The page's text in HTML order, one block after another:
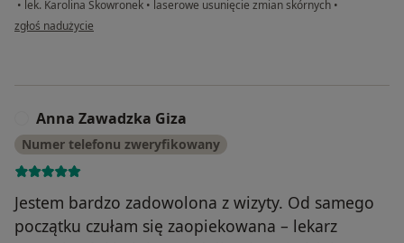
• lek. Karolina Skowronek • laserowe usunięcie zmian skórnych •
w opinii użytkownika Anna
zgłoś nadużycie
Anna Zawadzka Giza
Numer telefonu zweryfikowany
Jestem bardzo zadowolona z wizyty. Od samego
początku czułam się zaopiekowana – lekarz